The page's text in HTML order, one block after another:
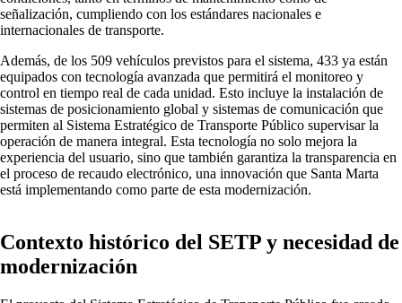
señalización, cumpliendo con los estándares nacionales e
internacionales de transporte.
Además, de los 509 vehículos previstos para el sistema, 433 ya están
equipados con tecnología avanzada que permitirá el monitoreo y
control en tiempo real de cada unidad. Esto incluye la instalación de
sistemas de posicionamiento global y sistemas de comunicación que
permiten al Sistema Estratégico de Transporte Público supervisar la
operación de manera integral. Esta tecnología no solo mejora la
experiencia del usuario, sino que también garantiza la transparencia en
el proceso de recaudo electrónico, una innovación que Santa Marta
está implementando como parte de esta modernización.
Contexto histórico del SETP y necesidad de
modernización